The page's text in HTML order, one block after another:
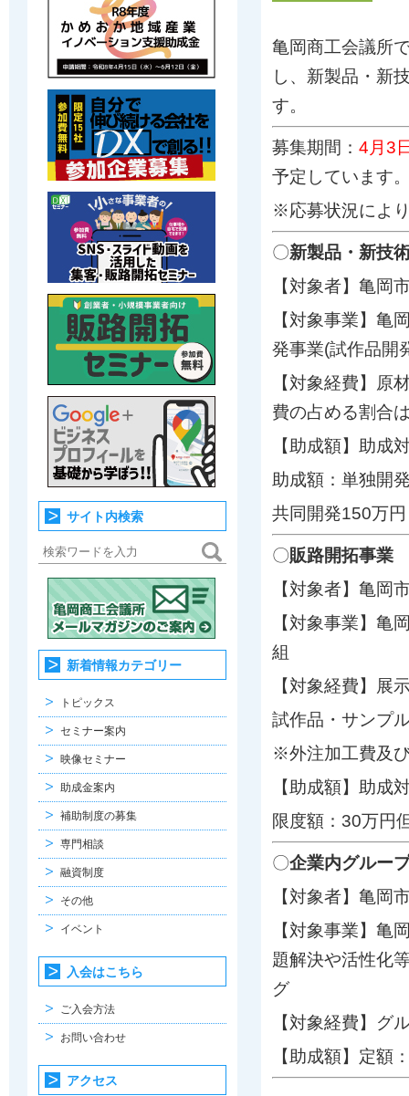
亀岡商工会議所
し、新製品・新
す。
募集期間： 4月3
予定しています
※応募状況によ
〇新製品・新技
【対象者】亀岡
【対象事業】亀
発事業(試作品開
【対象経費】原
費の占める割合
【助成額】助成
助成額：単独開
共同開発150万円
〇販路開拓事業
【対象者】亀岡
【対象事業】亀
組
【対象経費】展
試作品・サンプ
※外注加工費及
【助成額】助成
限度額：30万円
〇企業内グルー
【対象者】亀岡
【対象事業】亀
題解決や活性化
グ
【対象経費】グ
【助成額】定額
サイト内検索
新着情報カテゴリー
トピックス
セミナー案内
映像セミナー
助成金案内
補助制度の募集
専門相談
融資制度
その他
イベント
入会はこちら
ご入会方法
お問い合わせ
アクセス